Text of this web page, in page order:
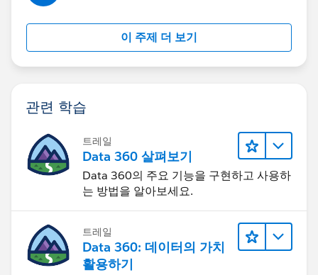
이 주제 더 보기
관련 학습
트레일
Data 360 살펴보기
Data 360의 주요 기능을 구현하고 사용하
는 방법을 알아보세요.
트레일
Data 360: 데이터의 가치
활용하기